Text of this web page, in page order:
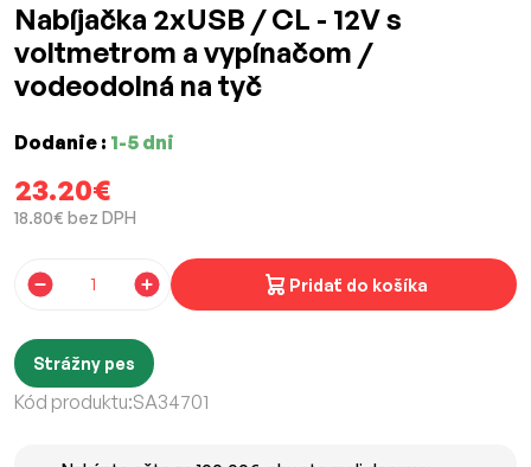
Nabíjačka 2xUSB / CL - 12V s
voltmetrom a vypínačom /
vodeodolná na tyč
Dodanie : 1-5 dni
23.20€
18.80€ bez DPH
Pridať do košíka
Strážny pes
Kód produktu:SA34701